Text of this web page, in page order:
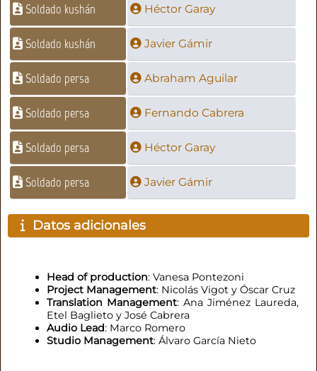
Soldado kushán Héctor Garay
Soldado kushán Javier Gámir
Soldado persa Abraham Aguilar
Soldado persa Fernando Cabrera
Soldado persa Héctor Garay
Soldado persa Javier Gámir
Datos adicionales
Head of production: Vanesa Pontezoni
Project Management: Nicolás Vigot y Óscar Cruz
Translation Management: Ana Jiménez Laureda,
Etel Baglieto y José Cabrera
Audio Lead: Marco Romero
Studio Management: Álvaro García Nieto